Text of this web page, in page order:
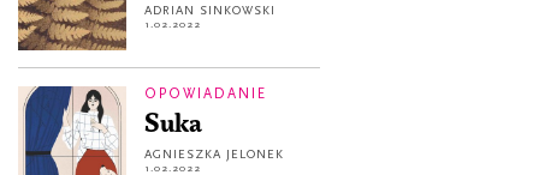
ADRIAN SINKOWSKI
1.02.2022
OPOWIADANIE
Suka
AGNIESZKA JELONEK
1.02.2022